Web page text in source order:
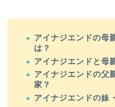
アイナジエンドの母
は？
アイナジエンドと母
アイナジエンドの父
家？
アイナジエンドの妹